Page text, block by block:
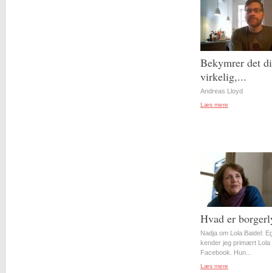
Bekymrer det
virkelig,...
Andreas Lloyd
Læs mere
Hvad er
Nadja om Lola Baidel:
kender jeg primært Lola
Facebook. Hun...
Læs mere